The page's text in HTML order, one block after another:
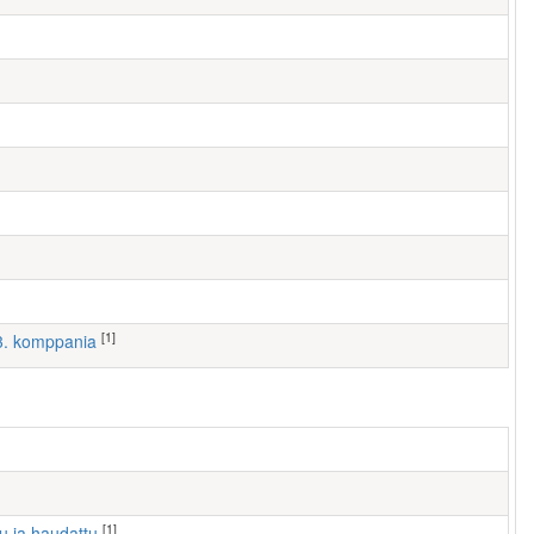
komppania [1]
[1]